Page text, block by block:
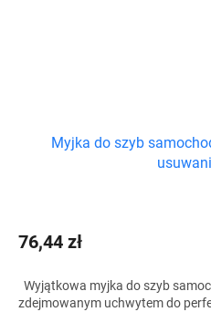
Myjka do szyb
76,44 zł
Wyjątkowa myjka do szyb
zdejmowanym uchwytem do